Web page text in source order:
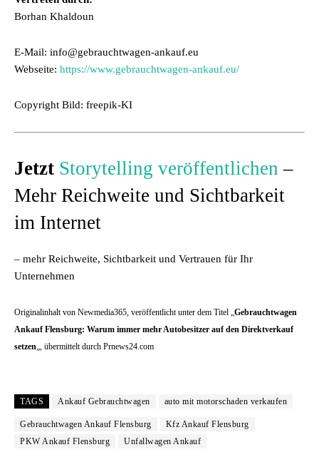
Borhan Khaldoun
E-Mail: info@gebrauchtwagen-ankauf.eu
Webseite: https://www.gebrauchtwagen-ankauf.eu/
Copyright Bild: freepik-KI
Jetzt Storytelling veröffentlichen –
Mehr Reichweite und Sichtbarkeit
im Internet
– mehr Reichweite, Sichtbarkeit und Vertrauen für Ihr
Unternehmen
Originalinhalt von Newmedia365, veröffentlicht unter dem Titel „Gebrauchtwagen
Ankauf Flensburg: Warum immer mehr Autobesitzer auf den Direktverkauf
setzen„, übermittelt durch Prnews24.com
TAGS Ankauf Gebrauchtwagen auto mit motorschaden verkaufen
Gebrauchtwagen Ankauf Flensburg
Kfz Ankauf Flensburg
PKW Ankauf Flensburg
Unfallwagen Ankauf